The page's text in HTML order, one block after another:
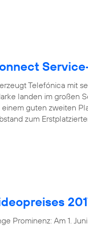
Telefónica mit
landen im großen
guten zweiten
zum
Prominenz: Am 1.